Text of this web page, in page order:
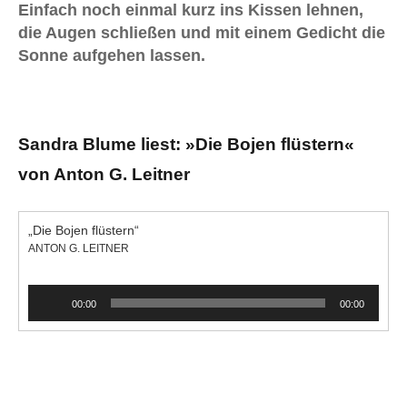
Einfach noch einmal kurz ins Kissen lehnen,
die Augen schließen und mit einem Gedicht die
Sonne aufgehen lassen.
Sandra Blume liest: »Die Bojen flüstern«
von Anton G. Leitner
„Die Bojen flüstern“
ANTON G. LEITNER
00:00 00:00